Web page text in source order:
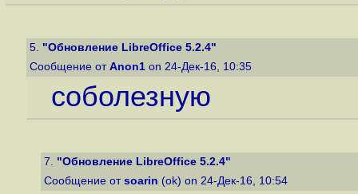
5. "Обновление LibreOffice 5.2.4"
Сообщение от Anon1 on 24-Дек-16, 10:35
соболезную
7. "Обновление LibreOffice 5.2.4"
Сообщение от soarin (ok) on 24-Дек-16, 10:54